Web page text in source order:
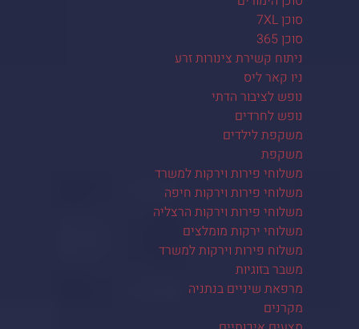
סוכן 7XL
סוכן 365
ניתוח קשירת צינורות זרע
ניו קאר ליס
נופש לציבור הדתי
נופש לחרדים
משקפת לילדים
משקפת
משלוחי פירות וירקות למשרד
משלוחי פירות וירקות חיפה
משלוחי פירות וירקות הרצליה
משלוחי ירקות מומלצים
משלוח פירות וירקות למשרד
משבר בזוגיות
מרפאת שיניים בנתניה
מקרנים